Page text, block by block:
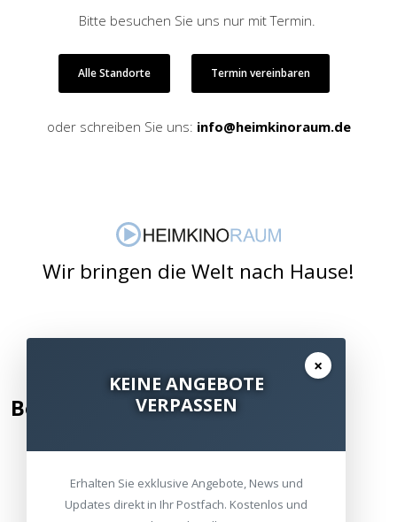
Bitte besuchen Sie uns nur mit Termin.
Alle Standorte Termin vereinbaren
oder schreiben Sie uns: info@heimkinoraum.de
Wir bringen die Welt nach Hause!
Bewertung hinzufügen
Kommentar / Bewertung schreiben
×
KEINE ANGEBOTE
VERPASSEN
Erhalten Sie exklusive Angebote, News und
Updates direkt in Ihr Postfach. Kostenlos und